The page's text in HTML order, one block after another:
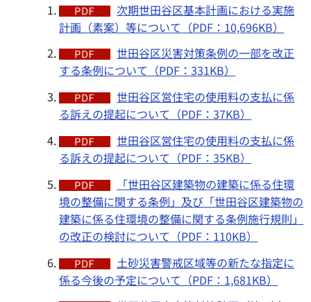
次期世田谷区基本計画における実施
計画（素案）等について（PDF：10,696KB）
世田谷区災害対策条例の一部を改正
する条例について（PDF：331KB）
世田谷区営住宅の使用料の支払に係
る訴えの提起について（PDF：37KB）
世田谷区営住宅の使用料の支払に係
る訴えの提起について（PDF：35KB）
「世田谷区建築物の建築に係る住環
境の整備に関する条例」及び「世田谷区建築物の
建築に係る住環境の整備に関する条例施行規則」
の改正の検討について（PDF：110KB）
土砂災害警戒区域等の新たな指定に
係る今後の予定について（PDF：1,681KB）